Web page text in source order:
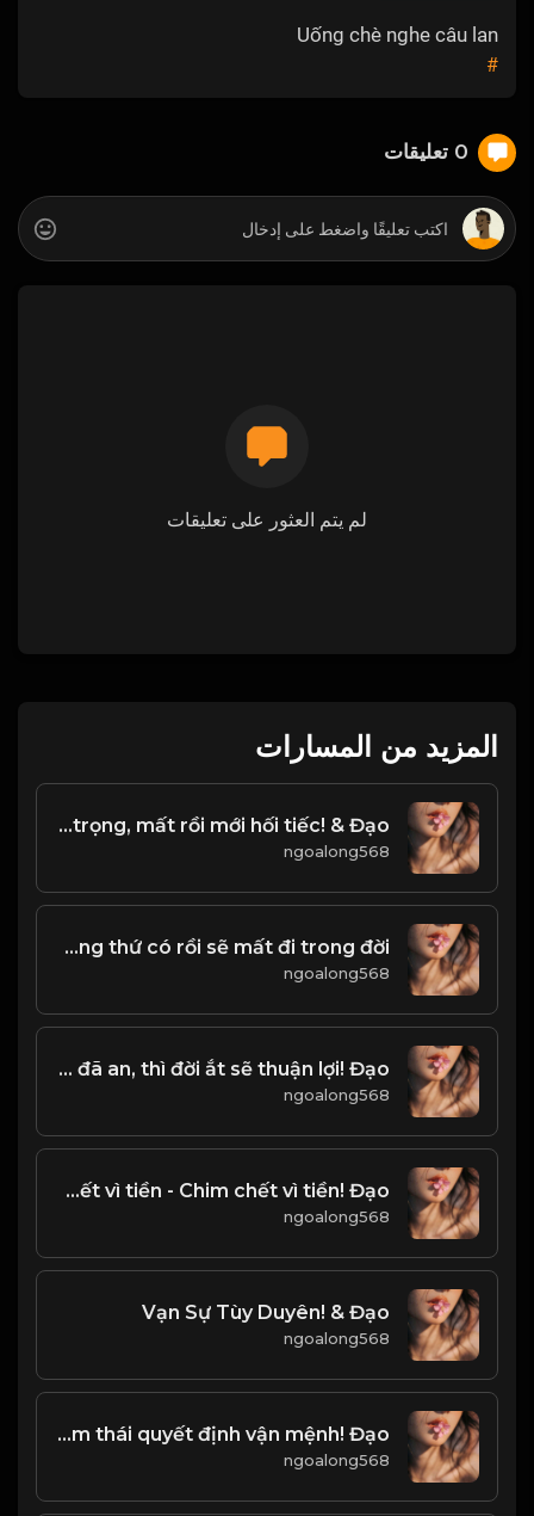
Uống chè nghe câu lan
#
0 تعليقات
لم يتم العثور على تعليقات
المزيد من المسارات
Có không biết trân trọng, mất rồi mới hối tiếc! & Đạo
ngoalong568
Có những thứ có rồi sẽ mất đi trong đời
ngoalong568
họ Mọi phiền muộn trên đời, đều bắt nguồn từ nội tâm. Và khi tâm đã an, thì đời ắt sẽ thuận lợi! Đạo
ngoalong568
Người chết vì tiền - Chim chết vì tiền! Đạo
ngoalong568
Vạn Sự Tùy Duyên! & Đạo
ngoalong568
Tâm thái quyết định vận mệnh! Đạo
ngoalong568